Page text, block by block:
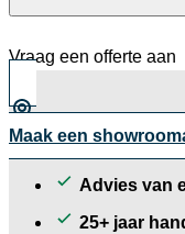
Vraag een offerte aan
Maak een
Advies van
25+ jaar